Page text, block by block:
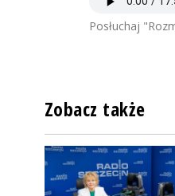
Posłuchaj
Zobacz także